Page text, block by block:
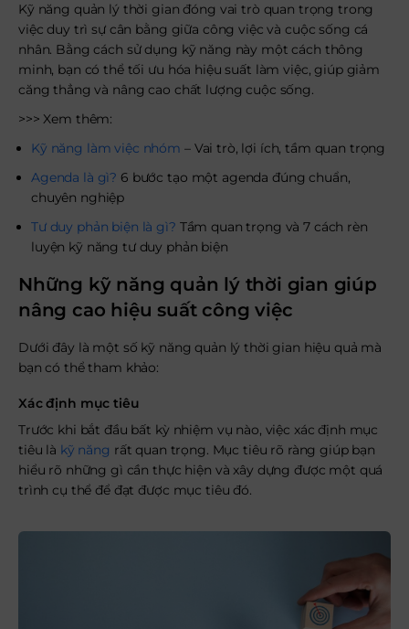
Kỹ năng quản lý thời gian đóng vai trò quan trọng trong
việc duy trì sự cân bằng giữa công việc và cuộc sống cá
nhân. Bằng cách sử dụng kỹ năng này một cách thông
minh, bạn có thể tối ưu hóa hiệu suất làm việc, giúp giảm
căng thẳng và nâng cao chất lượng cuộc sống.
>>> Xem thêm:
Kỹ năng làm việc nhóm – Vai trò, lợi ích, tầm quan trọng
Agenda là gì? 6 bước tạo một agenda đúng chuẩn,
chuyên nghiệp
Tư duy phản biện là gì? Tầm quan trọng và 7 cách rèn
luyện kỹ năng tư duy phản biện
Những kỹ năng quản lý thời gian giúp
nâng cao hiệu suất công việc
Dưới đây là một số kỹ năng quản lý thời gian hiệu quả mà
bạn có thể tham khảo:
Xác định mục tiêu
Trước khi bắt đầu bất kỳ nhiệm vụ nào, việc xác định mục
tiêu là kỹ năng rất quan trọng. Mục tiêu rõ ràng giúp bạn
hiểu rõ những gì cần thực hiện và xây dựng được một quá
trình cụ thể để đạt được mục tiêu đó.